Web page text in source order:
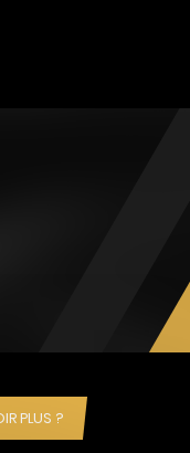
PLUS ?